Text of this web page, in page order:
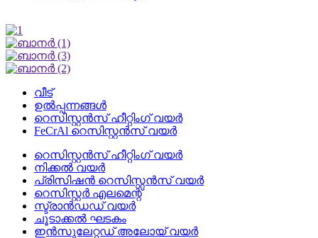
വീട്
ഉൽപ്പന്നങ്ങൾ
റെസിസ്റ്റൻസ് ഹീറ്റിംഗ് വയർ
FeCrAl റെസിസ്റ്റൻസ് വയർ
റെസിസ്റ്റൻസ് ഹീറ്റിംഗ് വയർ
നിക്കൽ വയർ
പ്രിസിഷൻ റെസിസ്റ്റൻസ് വയർ
റെസിസ്റ്റർ എലമെന്റ്
സ്ട്രാൻഡഡ് വയർ
ചൂടാക്കൽ ഘടകം
ഇൻസുലേറ്റഡ് അലോയ് വയർ